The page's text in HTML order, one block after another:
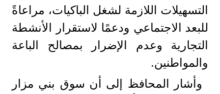
التسهيلات اللازمة لشغل الباكيات، مراعاةً
للبعد الاجتماعي ودعمًا لاستقرار الأنشطة
التجارية وعدم الإضرار بمصالح الباعة
والمواطنين.
وأشار المحافظ إلى أن سوق بني مزار